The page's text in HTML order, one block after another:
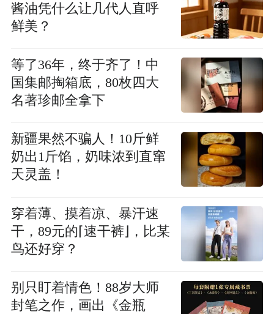
酱油凭什么让几代人直呼
鲜美？
等了36年，终于齐了！中
国集邮掏箱底，80枚四大
名著珍邮全拿下
新疆果然不骗人！10斤鲜
奶出1斤馅，奶味浓到直窜
天灵盖！
穿着薄、摸着凉、暴汗速
干，89元的⌈速干裤⌋，比某
鸟还好穿？
别只盯着情色！88岁大师
封笔之作，画出《金瓶